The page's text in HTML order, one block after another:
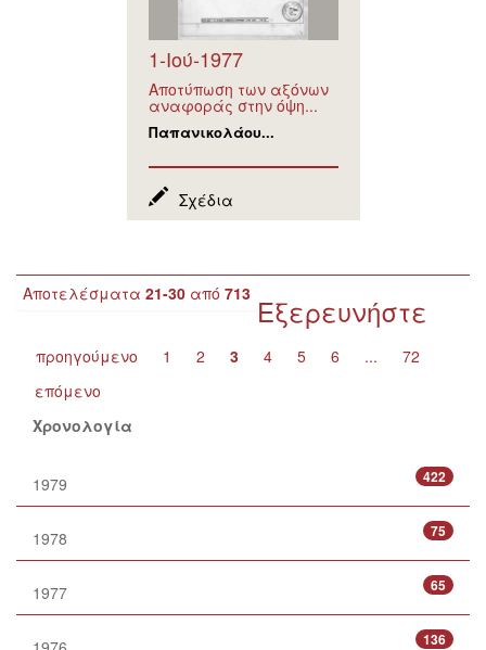
1-Ιού-1977
Αποτύπωση των αξόνων
αναφοράς στην όψη...
Παπανικολάου...
Σχέδια
Αποτελέσματα 21-30 από 713
προηγούμενο 1 2 3 4 5 6 ...
72
επόμενο
Εξερευνήστε
Χρονολογία
422
1979
75
1978
65
1977
136